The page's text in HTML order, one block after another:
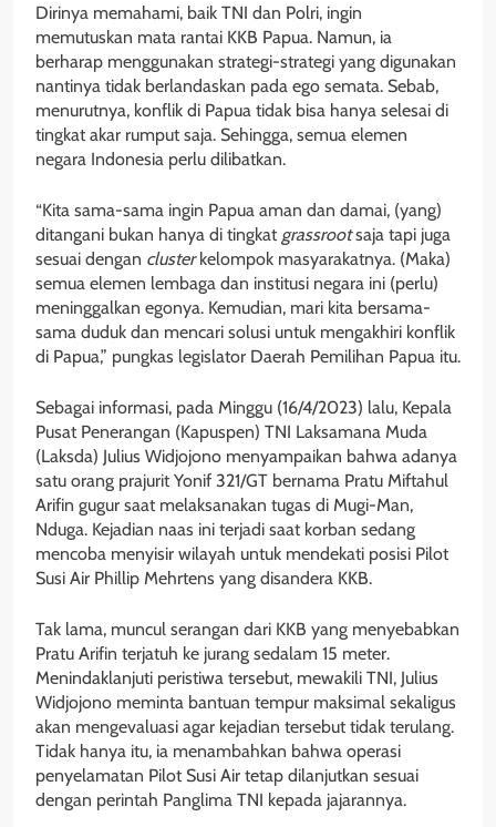
Dirinya memahami, baik TNI dan Polri, ingin
memutuskan mata rantai KKB Papua. Namun, ia
berharap menggunakan strategi-strategi yang digunakan
nantinya tidak berlandaskan pada ego semata. Sebab,
menurutnya, konflik di Papua tidak bisa hanya selesai di
tingkat akar rumput saja. Sehingga, semua elemen
negara Indonesia perlu dilibatkan.
“Kita sama-sama ingin Papua aman dan damai, (yang)
ditangani bukan hanya di tingkat grassrootsaja tapi juga
sesuai dengan clusterkelompok masyarakatnya. (Maka)
semua elemen lembaga dan institusi negara ini (perlu)
meninggalkan egonya. Kemudian, mari kita bersama-
sama duduk dan mencari solusi untuk mengakhiri konflik
di Papua,” pungkas legislator Daerah Pemilihan Papua itu.
Sebagai informasi, pada Minggu (16/4/2023) lalu, Kepala
Pusat Penerangan (Kapuspen) TNI Laksamana Muda
(Laksda) Julius Widjojono menyampaikan bahwa adanya
satu orang prajurit Yonif 321/GT bernama Pratu Miftahul
Arifin gugur saat melaksanakan tugas di Mugi-Man,
Nduga. Kejadian naas ini terjadi saat korban sedang
mencoba menyisir wilayah untuk mendekati posisi Pilot
Susi Air Phillip Mehrtens yang disandera KKB.
Tak lama, muncul serangan dari KKB yang menyebabkan
Pratu Arifin terjatuh ke jurang sedalam 15 meter.
Menindaklanjuti peristiwa tersebut, mewakili TNI, Julius
Widjojono meminta bantuan tempur maksimal sekaligus
akan mengevaluasi agar kejadian tersebut tidak terulang.
Tidak hanya itu, ia menambahkan bahwa operasi
penyelamatan Pilot Susi Air tetap dilanjutkan sesuai
dengan perintah Panglima TNI kepada jajarannya.